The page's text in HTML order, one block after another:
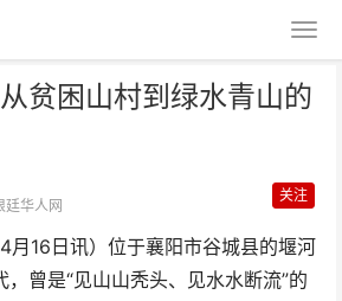
贫困山村到绿水青山的
廷华人网
关注
4月16日讯）位于襄阳市谷城县的堰河
曾是“见山山秃头、见水水断流”的
困山村到绿水青